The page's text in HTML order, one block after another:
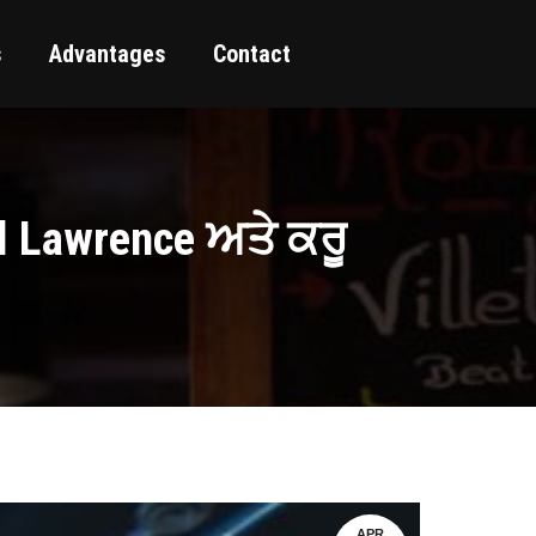
Advantages Contact
Lawrence ਅਤੇ ਕਰੂ
APR